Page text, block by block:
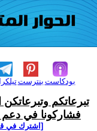
بنترست بودكاست
تبرعاتكم وتبرعاتكن
فشاركونا في دعم
[اشترك في